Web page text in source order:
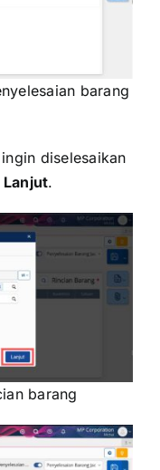
barang
diselesaikan
Lanjut.
barang